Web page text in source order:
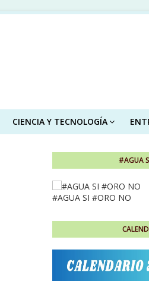
CIENCIA Y TECNOLOGÍA
#AGUA
#AGUA SI #ORO NO